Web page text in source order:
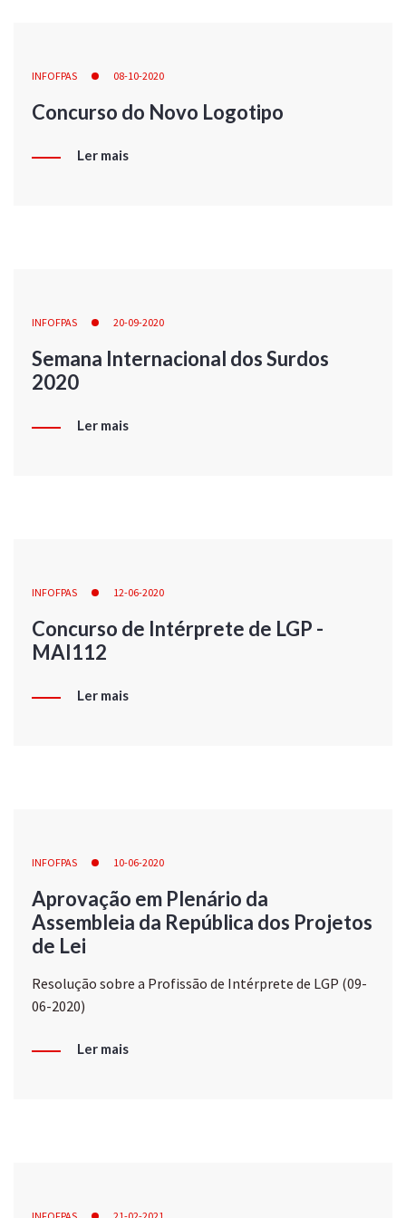
INFOFPAS 08-10-2020
Concurso do Novo Logotipo
Ler mais
INFOFPAS 20-09-2020
Semana Internacional dos Surdos
2020
Ler mais
INFOFPAS 12-06-2020
Concurso de Intérprete de LGP -
MAI112
Ler mais
INFOFPAS 10-06-2020
Aprovação em Plenário da
Assembleia da República dos Projetos
de Lei
Resolução sobre a Profissão de Intérprete de LGP (09-
06-2020)
Ler mais